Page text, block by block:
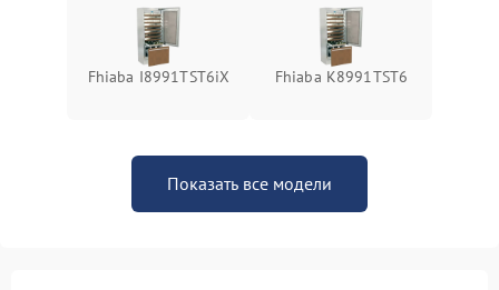
Fhiaba I8991TST6iX Fhiaba K8991TST6
Показать все модели